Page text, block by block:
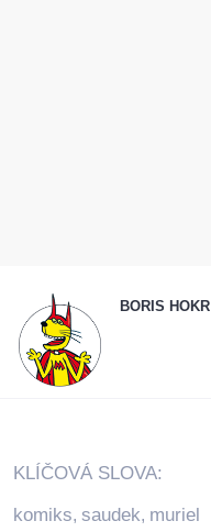
BORIS HOKR
KLÍČOVÁ SLOVA:
komiks, saudek, muriel